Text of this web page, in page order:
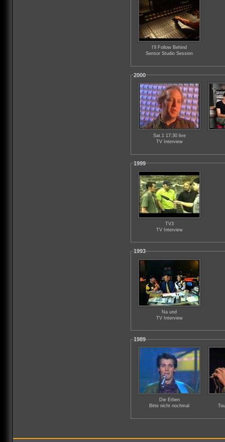
I'll Follow Behind
Sensor Studio Session
2000
Sat.1 17:30 live
TV Interview
1999
TV3
TV Interview
1993
Na und
TV Interview
1989
Die Erben
Bitte nicht nochmal